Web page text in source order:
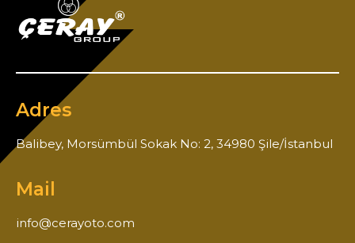
Adres
Balibey, Morsümbül Sokak No: 2, 34980 Şile/İstanbul
Mail
info@cerayoto.com